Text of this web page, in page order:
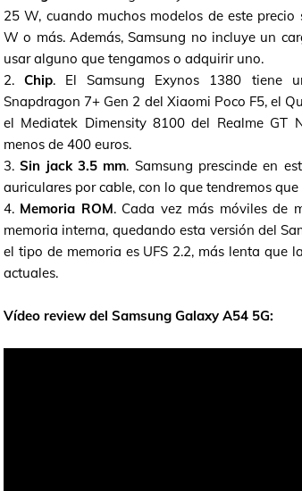
25 W, cuando muchos modelos de este
W o más. Además, Samsung no incluye un
usar alguno que tengamos o adquirir uno.
2.Chip. El Samsung Exynos 1380 tiene
Snapdragon 7+ Gen 2 del Xiaomi Poco F5, el
el Mediatek Dimensity 8100 del Realme GT
menos de 400 euros.
3.Sin jack 3.5 mm. Samsung prescinde en
auriculares por cable, con lo que tendremos
4. Memoria ROM. Cada vez más móviles de
memoria interna, quedando esta versión del
el tipo de memoria es UFS 2.2, más lenta que
actuales.
Vídeo review del Samsung Galaxy A54 5G: